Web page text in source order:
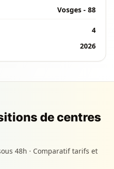
Vosges - 88
4
2026
de centres
48h · Comparatif tarifs et